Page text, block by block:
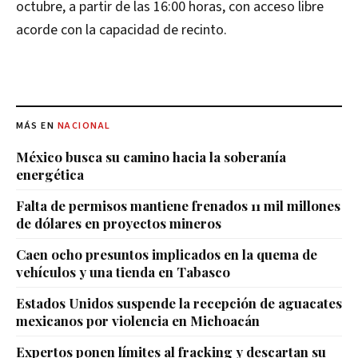
octubre, a partir de las 16:00 horas, con acceso libre
acorde con la capacidad de recinto.
MÁS EN NACIONAL
México busca su camino hacia la soberanía
energética
Falta de permisos mantiene frenados 11 mil millones
de dólares en proyectos mineros
Caen ocho presuntos implicados en la quema de
vehículos y una tienda en Tabasco
Estados Unidos suspende la recepción de aguacates
mexicanos por violencia en Michoacán
Expertos ponen límites al fracking y descartan su